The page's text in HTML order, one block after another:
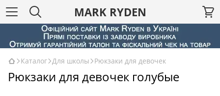
MARK RYDEN
Каталог Для школы Рюкзаки для девочек
Рюкзаки для девочек голубые